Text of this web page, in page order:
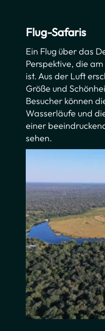
Flug-Safaris
Ein Flug über das
Perspektive, die
ist. Aus der Luft
Größe und
Besucher können
Wasserläufe und
einer
sehen.